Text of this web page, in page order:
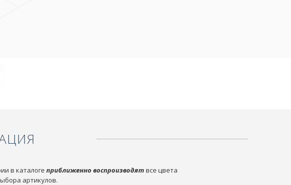
в каталоге приближенно воспроизводят все цвета
артикулов.